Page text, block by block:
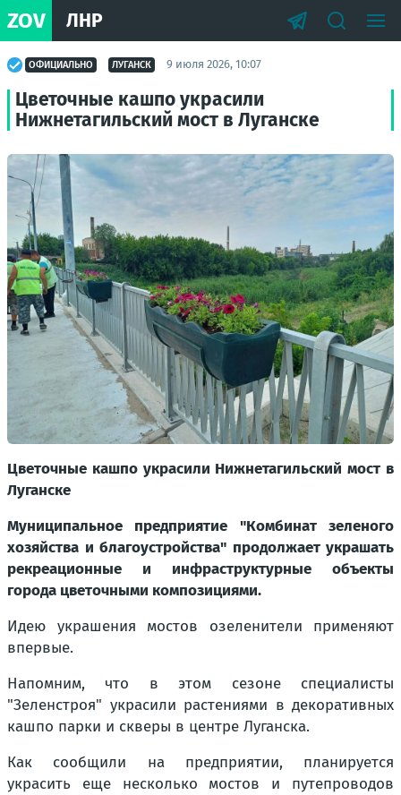
ZOV ЛНР
ОФИЦИАЛЬНО ЛУГАНСК 9 июля 2026, 10:07
Цветочные кашпо украсили
Нижнетагильский мост в Луганске
Цветочные кашпо украсили Нижнетагильский мост в
Луганске
Муниципальное предприятие "Комбинат зеленого
хозяйства и благоустройства" продолжает украшать
рекреационные и инфраструктурные объекты
города цветочными композициями.
Идею украшения мостов озеленители применяют
впервые.
Напомним, что в этом сезоне специалисты
"Зеленстроя" украсили растениями в декоративных
кашпо парки и скверы в центре Луганска.
Как сообщили на предприятии, планируется
украсить еще несколько мостов и путепроводов